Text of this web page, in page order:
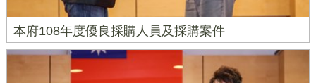
本府108年度優良採購人員及採購案件